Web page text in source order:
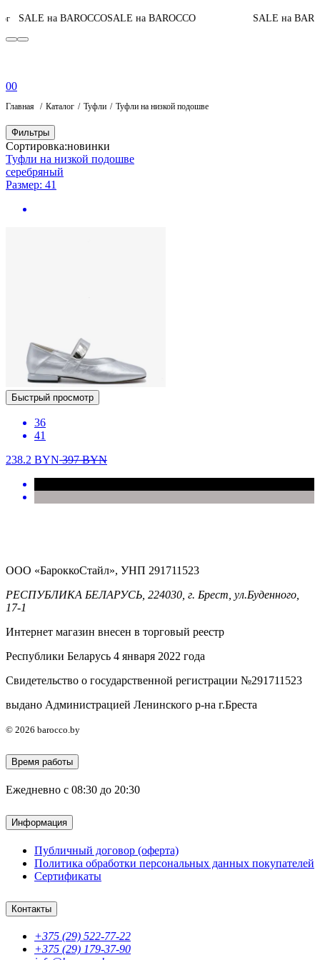
SALE на BAROCCOSALE на BAROCCO SALE на
00
Главная Каталог Туфли Туфли на низкой подошве
Фильтры
Сортировка:новинки
Туфли на низкой подошве
серебряный
Размер: 41
Быстрый просмотр
36
41
238.2 BYN397BYN
ООО «БароккоСтайл», УНП 291711523
РЕСПУБЛИКА БЕЛАРУСЬ, 224030, г. Брест, ул.Буденного,
17-1
Интернет магазин внесен в торговый реестр
Республики Беларусь 4 января 2022 года
Свидетельство о государственной регистрации №291711523
выдано Администрацией Ленинского р-на г.Бреста
© 2026 barocco.by
Время работы
Ежедневно с 08:30 до 20:30
Информация
Публичный договор (оферта)
Политика обработки персональных данных покупателей
Сертификаты
Контакты
+375 (29) 522-77-22
+375 (29) 179-37-90